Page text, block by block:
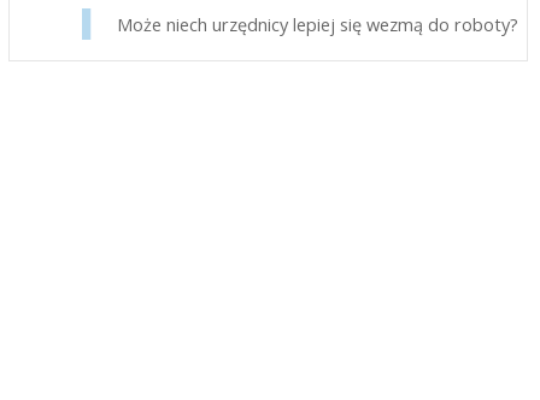
Może niech urzędnicy lepiej się wezmą do roboty?